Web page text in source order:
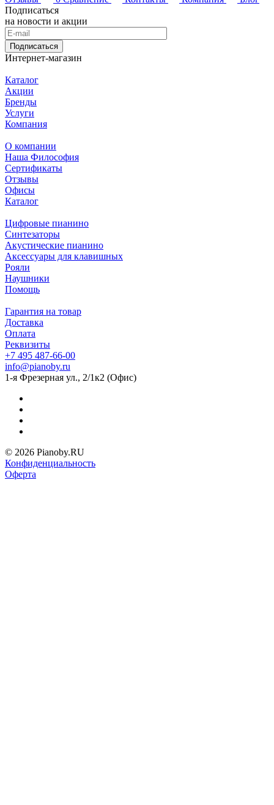
Подписаться
на новости и акции
Подписаться
Интернет-магазин
Каталог
Акции
Бренды
Услуги
Компания
О компании
Наша Философия
Сертификаты
Отзывы
Офисы
Каталог
Цифровые пианино
Синтезаторы
Акустические пианино
Аксессуары для клавишных
Рояли
Наушники
Помощь
Гарантия на товар
Доставка
Оплата
Реквизиты
+7 495 487-66-00
info@pianoby.ru
1-я Фрезерная ул., 2/1к2 (Офис)
© 2026 Pianoby.RU
Конфиденциальность
Оферта